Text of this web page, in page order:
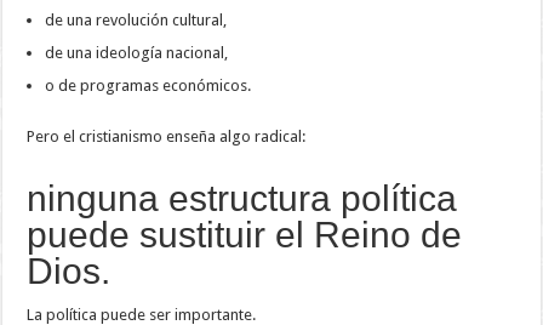
de una revolución cultural,
de una ideología nacional,
o de programas económicos.
Pero el cristianismo enseña algo radical:
ninguna estructura política
puede sustituir el Reino de
Dios.
La política puede ser importante.